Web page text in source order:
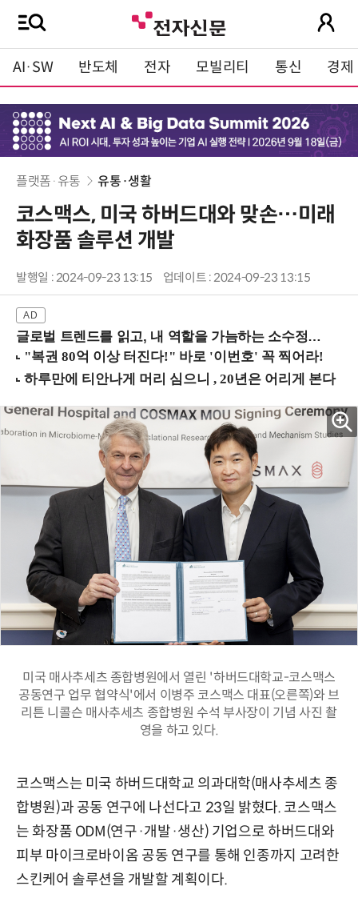
AI·SW 반도체 전자 모빌리티 통신 경제
플랫폼·유통 유통·생활
코스맥스, 미국 하버드대와 맞손…미래
화장품 솔루션 개발
발행일 : 2024-09-23 13:15 업데이트 : 2024-09-23 13:15
글로벌 트렌드를 읽고, 내 역할을 가늠하는 소수정예 실습 워크숍 (8/28 신논현역)
미국 매사추세츠 종합병원에서 열린 '하버드대학교-코스맥스
공동연구 업무 협약식'에서 이병주 코스맥스 대표(오른쪽)와 브
리튼 니콜슨 매사추세츠 종합병원 수석 부사장이 기념 사진 촬
영을 하고 있다.
코스맥스는 미국 하버드대학교 의과대학(매사추세츠 종
합병원)과 공동 연구에 나선다고 23일 밝혔다. 코스맥스
는 화장품 ODM(연구·개발·생산) 기업으로 하버드대와
피부 마이크로바이옴 공동 연구를 통해 인종까지 고려한
스킨케어 솔루션을 개발할 계획이다.